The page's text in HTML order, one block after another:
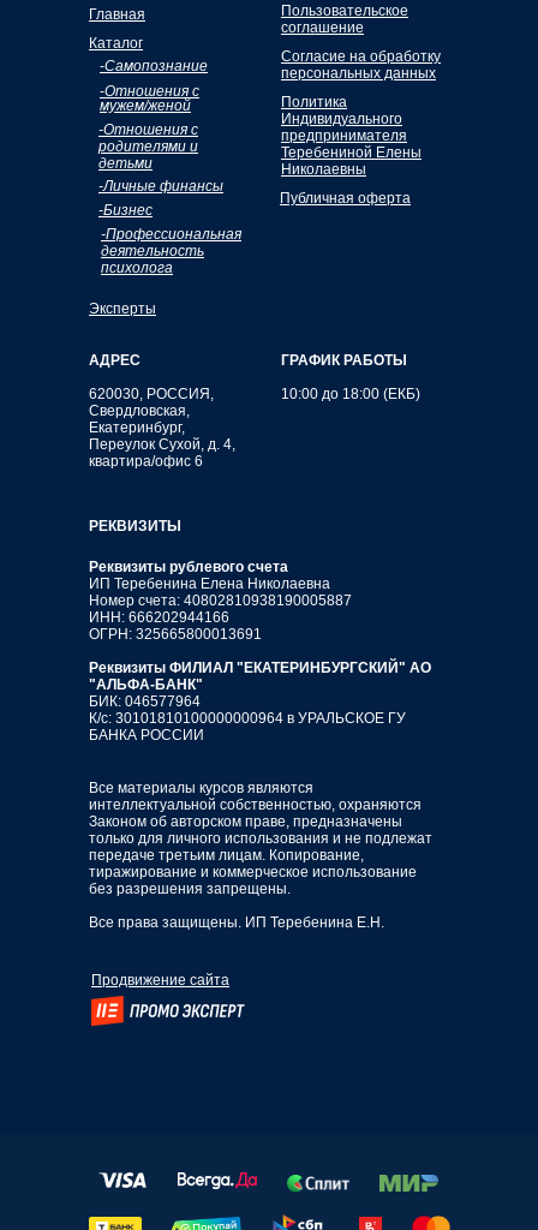
Пользовательское
соглашение
Согласие на обработку
персональных данных
Политика
Индивидуального
предпринимателя
Теребениной Елены
Николаевны
Публичная оферта
Каталог
-Самопознание
-Отношения с
мужем/женой
-Отношения с
родителями и
детьми
-Личные финансы
-Бизнес
-Профессиональная
деятельность
психолога
Главная
Продвижение сайта
АДРЕС
620030, РОССИЯ,
Свердловская,
Екатеринбург,
Переулок Сухой, д. 4,
квартира/офис 6
ГРАФИК РАБОТЫ
10:00 до 18:00 (ЕКБ)
Все материалы курсов являются
интеллектуальной собственностью, охраняются
Законом об авторском праве, предназначены
только для личного использования и не подлежат
передаче третьим лицам. Копирование,
тиражирование и коммерческое использование
без разрешения запрещены.
Все права защищены. ИП Теребенина Е.Н.
Реквизиты рублевого счета
ИП Теребенина Елена Николаевна
Номер счета: 40802810938190005887
ИНН: 666202944166
ОГРН: 325665800013691
Реквизиты ФИЛИАЛ "ЕКАТЕРИНБУРГСКИЙ" АО
"АЛЬФА-БАНК"
БИК: 046577964
К/с: 30101810100000000964 в УРАЛЬСКОЕ ГУ
БАНКА РОССИИ
РЕКВИЗИТЫ
Эксперты